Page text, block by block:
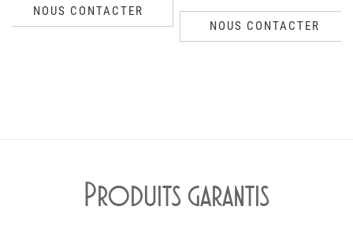
NOUS CONTACTER
NOUS CONTACTER
Produits garantis